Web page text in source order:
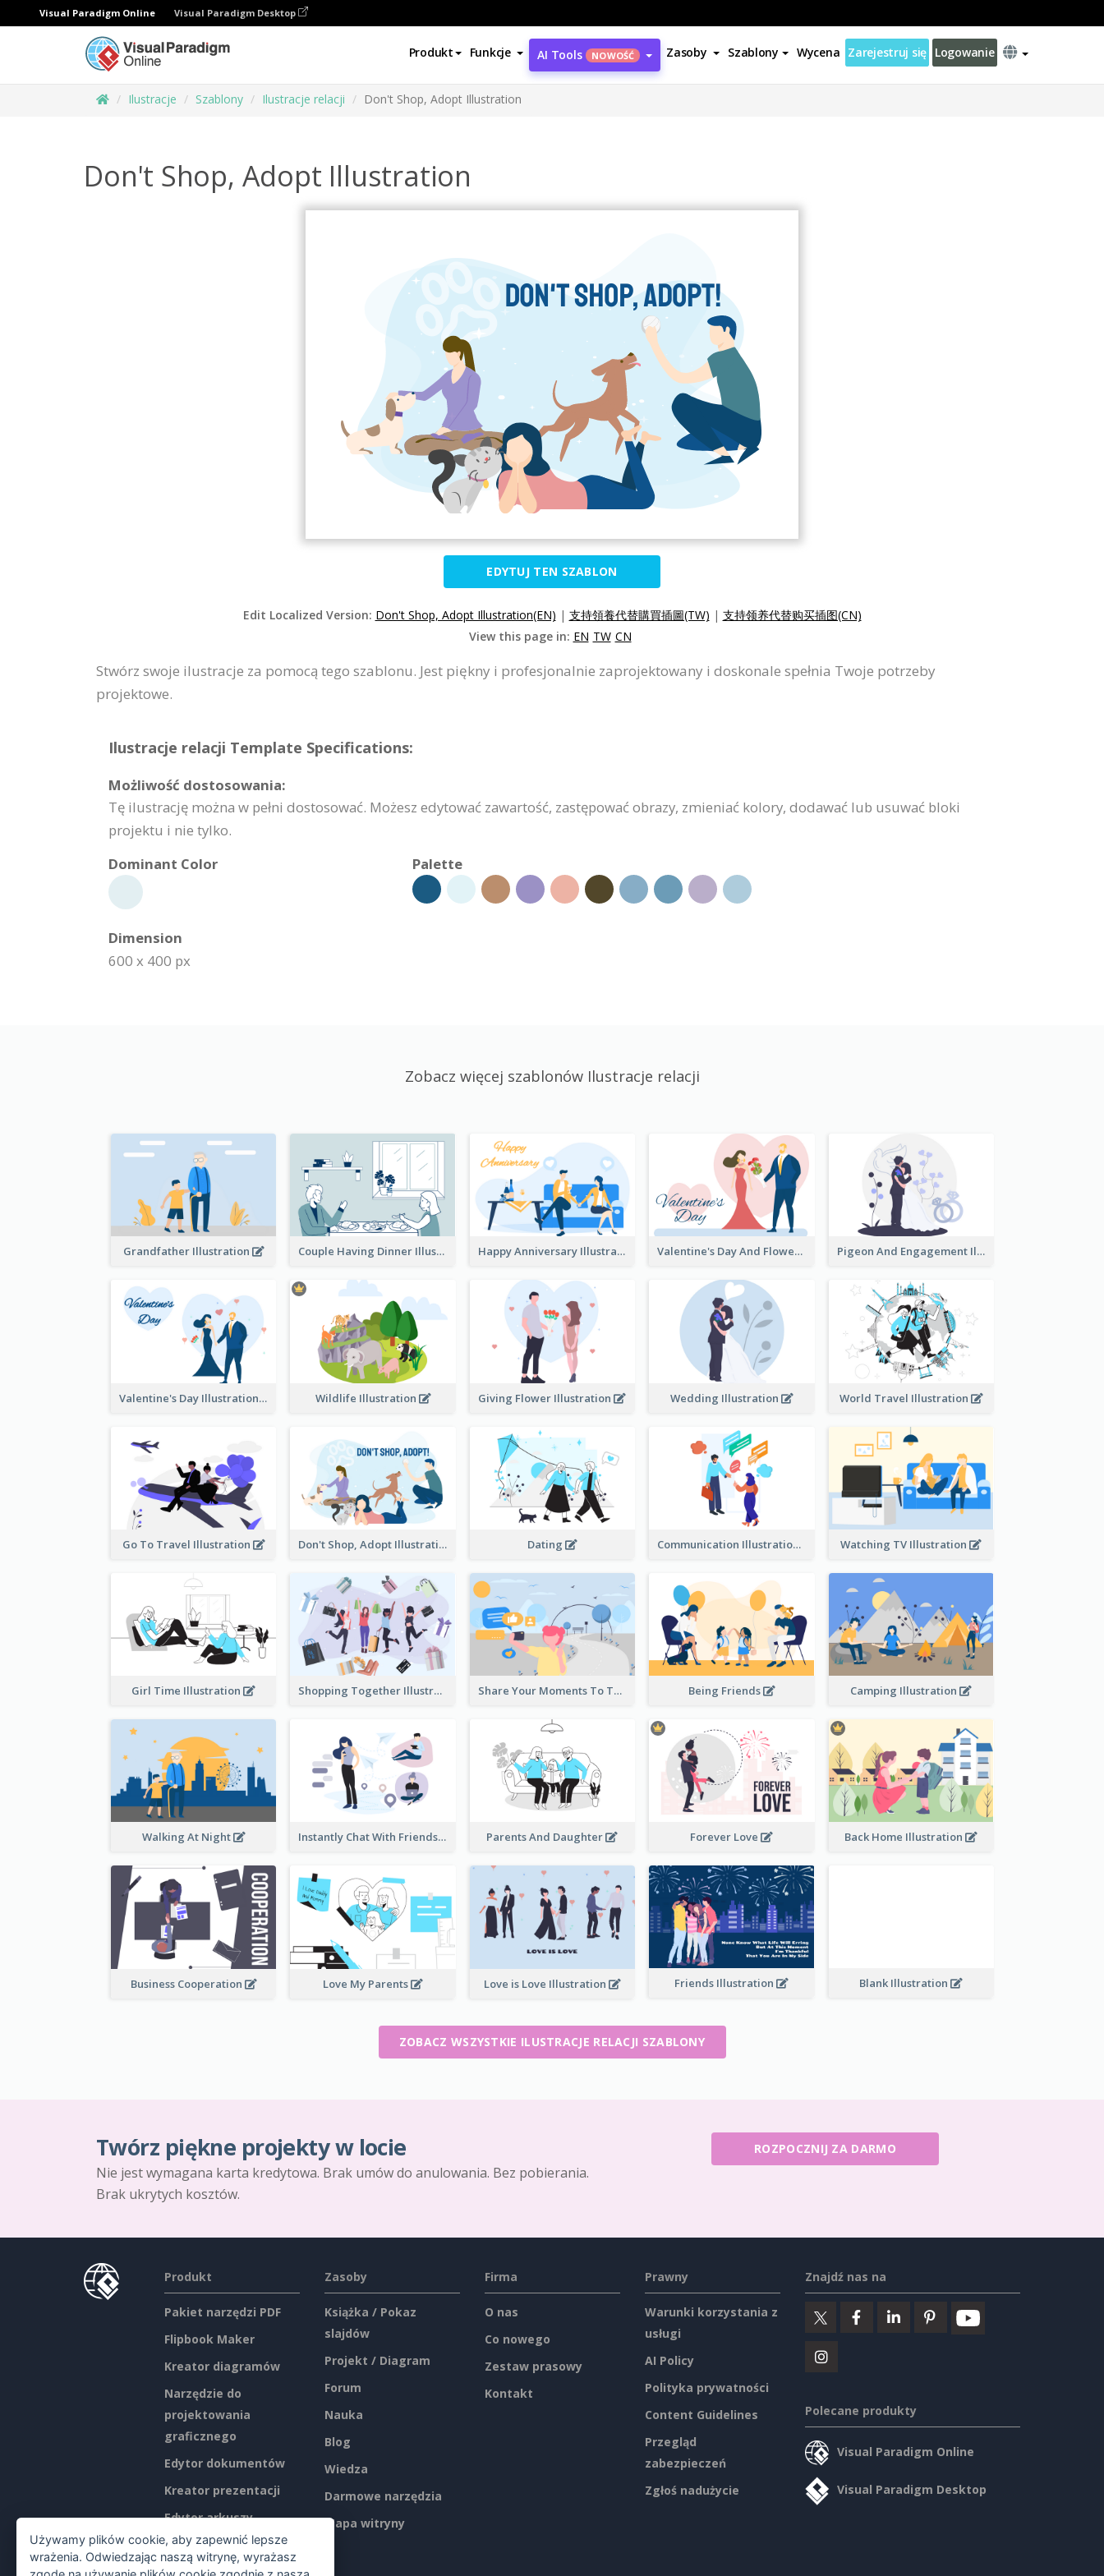
Visual Paradigm Online Visual Paradigm Desktop
Produkt Funkcje AI Tools NOWOŚĆ Zasoby Szablony Wycena Zarejestruj się Logowanie
Ilustracje Szablony Ilustracje relacji Don't Shop, Adopt Illustration
Don't Shop, Adopt Illustration
EDYTUJ TEN SZABLON
Edit Localized Version: Don't Shop, Adopt Illustration(EN) | 支持領養代替購買插圖(TW) | 支持领养代替购买插图(CN)
View this page in: EN TW CN
Stwórz swoje ilustracje za pomocą tego szablonu. Jest piękny i profesjonalnie zaprojektowany i doskonale spełnia Twoje potrzeby
projektowe.
Ilustracje relacji Template Specifications:
Możliwość dostosowania:
Tę ilustrację można w pełni dostosować. Możesz edytować zawartość, zastępować obrazy, zmieniać kolory, dodawać lub usuwać bloki
projektu i nie tylko.
Dominant Color
Palette
Dimension
600 x 400 px
Zobacz więcej szablonów Ilustracje relacji
Grandfather Illustration Couple Having Dinner Illustration Happy Anniversary Illustration Valentine's Day And Flower Illustration Pigeon And Engagement Illustration
Valentine's Day Illustration Wildlife Illustration Giving Flower Illustration Wedding Illustration World Travel Illustration
Go To Travel Illustration Don't Shop, Adopt Illustration Dating Communication Illustration Watching TV Illustration
Girl Time Illustration Shopping Together Illustration Share Your Moments To The World Illustration Being Friends Camping Illustration
Walking At Night Instantly Chat With Friends Illustration Parents And Daughter Forever Love Back Home Illustration
Business Cooperation Love My Parents Love is Love Illustration Friends Illustration Blank Illustration
ZOBACZ WSZYSTKIE ILUSTRACJE RELACJI SZABLONY
Twórz piękne projekty w locie
Nie jest wymagana karta kredytowa. Brak umów do anulowania. Bez pobierania.
Brak ukrytych kosztów.
ROZPOCZNIJ ZA DARMO
Produkt
Pakiet narzędzi PDF
Flipbook Maker
Kreator diagramów
Narzędzie do
projektowania
graficznego
Edytor dokumentów
Kreator prezentacji
Edytor arkuszy
kalkulacyjnych
Ceny
Zasoby
Książka / Pokaz
slajdów
Projekt / Diagram
Forum
Nauka
Blog
Wiedza
Darmowe narzędzia
Mapa witryny
Firma
O nas
Co nowego
Zestaw prasowy
Kontakt
Prawny
Warunki korzystania z
usługi
AI Policy
Polityka prywatności
Content Guidelines
Przegląd
zabezpieczeń
Zgłoś nadużycie
Znajdź nas na
Polecane produkty
Visual Paradigm Online
Visual Paradigm Desktop
Używamy plików cookie, aby zapewnić lepsze
wrażenia. Odwiedzając naszą witrynę, wyrażasz